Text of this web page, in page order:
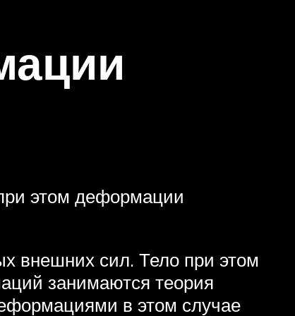
этом деформации
внешних сил. Тело при этом
занимаются теория
в этом случае